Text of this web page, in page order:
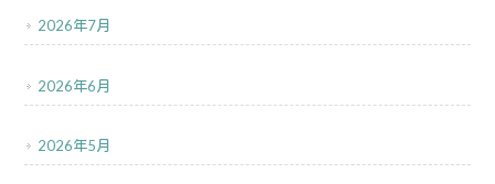
2026年7月
2026年6月
2026年5月